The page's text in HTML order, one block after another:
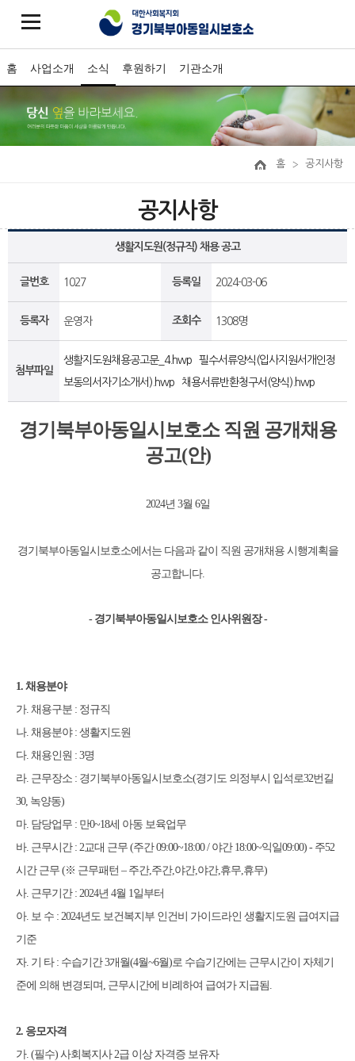
홈 사업소개 소식 후원하기 기관소개
홈 공지사항
공지사항
생활지도원(정규직) 채용 공고
글번호 1027 등록일 2024-03-06
등록자 운영자 조회수 1308명
첨부파일
생활지도원채용공고문_4.hwp
필수서류양식(입사지원서개인정
보동의서자기소개서).hwp
채용서류반환청구서(양식).hwp
경기북부아동일시보호소 직원 공개채용
공고(안)
2024년 3월 6일
경기북부아동일시보호소에서는 다음과 같이 직원 공개채용 시행계획을
공고합니다.
- 경기북부아동일시보호소 인사위원장-
1. 채용분야
가. 채용구분 : 정규직
나. 채용분야 : 생활지도원
다. 채용인원 : 3명
라. 근무장소 : 경기북부아동일시보호소(경기도 의정부시 입석로32번길
30, 녹양동)
마. 담당업무 : 만0~18세 아동 보육업무
바. 근무시간 : 2교대 근무 (주간09:00~18:00 / 야간 18:00~익일09:00) - 주52
시간 근무 (※ 근무패턴 – 주간, 주간, 야간, 야간, 휴무 휴무)
사. 근무기간 : 2024년 4월 1 일부터
아. 보 수 : 2024년도 보건복지부 인건비 가이드라인 생활지도원 급여지급
기준
자. 기 타 : 수습기간3개월(4월~6월)로 수습기간에는 근무시간이 자체기
준에 의해 변 경되며 근무시간에 비례하여 급여가 지급됨
2. 응모자격
가. (필수) 사회복지사 2급 이상 자격증 보유자